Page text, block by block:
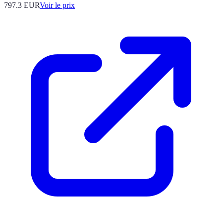
797.3 EURVoir le prix